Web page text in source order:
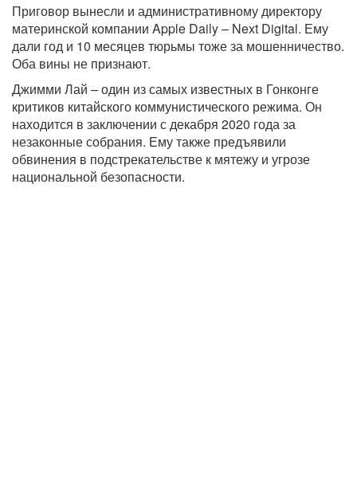
Приговор вынесли и административному директору
материнской компании Apple Daily – Next Digital. Ему
дали год и 10 месяцев тюрьмы тоже за мошенничество.
Оба вины не признают.
Джимми Лай – один из самых известных в Гонконге
критиков китайского коммунистического режима. Он
находится в заключении с декабря 2020 года за
незаконные собрания. Ему также предъявили
обвинения в подстрекательстве к мятежу и угрозе
национальной безопасности.